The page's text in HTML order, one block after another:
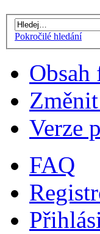
Pokročilé hledání
Obsah
Verze
FAQ